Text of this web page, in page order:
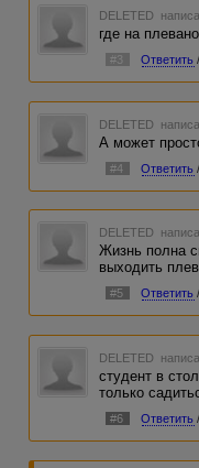
DELETED
где на
#3 Ответить /
DELETED
А может
#4 Ответить /
DELETED
Жизнь полна
выходить
#5 Ответить /
DELETED
студент в
только
#6 Ответить /